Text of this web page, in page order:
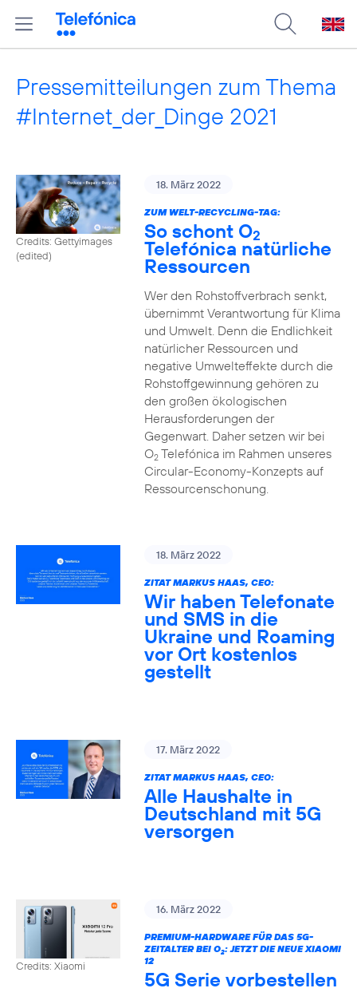
Pressemitteilungen zum Thema
#Internet_der_Dinge 2021
Credits: Gettyimages
(edited)
18. März 2022
ZUM WELT-RECYCLING-TAG:
So schont O2
Telefónica natürliche
Ressourcen
Wer den Rohstoffverbrach senkt,
übernimmt Verantwortung für Klima
und Umwelt. Denn die Endlichkeit
natürlicher Ressourcen und
negative Umwelteffekte durch die
Rohstoffgewinnung gehören zu
den großen ökologischen
Herausforderungen der
Gegenwart. Daher setzen wir bei
O2Telefónica im Rahmen unseres
Circular-Economy-Konzepts auf
Ressourcenschonung.
18. März 2022
ZITAT MARKUS HAAS, CEO:
Wir haben Telefonate
und SMS in die
Ukraine und Roaming
vor Ort kostenlos
gestellt
17. März 2022
ZITAT MARKUS HAAS, CEO:
Alle Haushalte in
Deutschland mit 5G
versorgen
Credits: Xiaomi
16. März 2022
PREMIUM-HARDWARE FÜR DAS 5G-
ZEITALTER BEI O2: JETZT DIE NEUE XIAOMI
12
5G Serie vorbestellen